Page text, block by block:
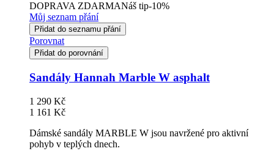
DOPRAVA ZDARMANáš tip-10%
Můj seznam přání
Přidat do seznamu přání
Porovnat
Přidat do porovnání
Sandály Hannah Marble W asphalt
1 290 Kč
1 161 Kč
Dámské sandály MARBLE W jsou navržené pro aktivní
pohyb v teplých dnech.